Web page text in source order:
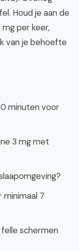
Houd je aan de
mg per keer,
van je behoefte
minuten voor
3 mg met
minimaal 7
schermen